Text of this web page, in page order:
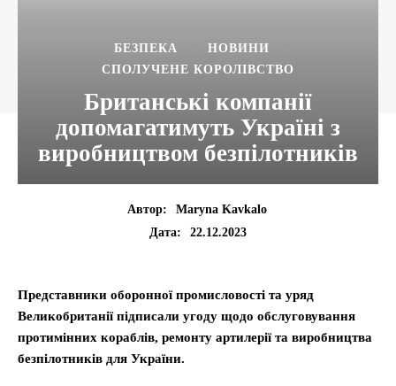
БЕЗПЕКА
НОВИНИ
СПОЛУЧЕНЕ КОРОЛІВСТВО
Британські компанії
допомагатимуть Україні з
виробництвом безпілотників
Автор:
Maryna Kavkalo
Дата:
22.12.2023
Представники оборонної промисловості та уряд
Великобританії підписали угоду щодо обслуговування
протимінних кораблів, ремонту артилерії та виробництва
безпілотників для України.